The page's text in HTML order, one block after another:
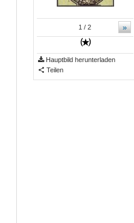
»
1 / 2
Hauptbild herunterladen
Teilen